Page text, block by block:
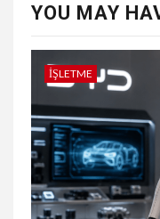
YOU MAY
İŞLETME